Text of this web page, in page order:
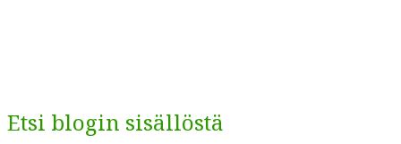
Etsi blogin sisällöstä